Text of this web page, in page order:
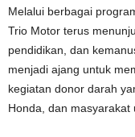
Melalui berbagai
Trio Motor terus
pendidikan, dan
menjadi ajang untuk
kegiatan donor darah
Honda, dan masyarakat